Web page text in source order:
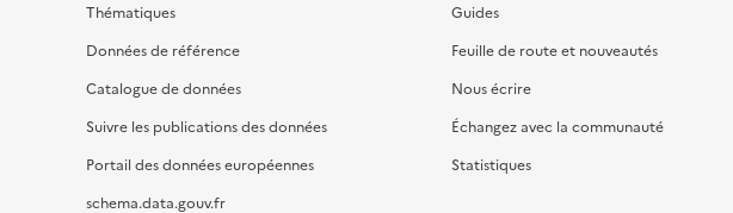
Thématiques
Données de référence
Catalogue de données
Suivre les publications des données
Portail des données européennes
schema.data.gouv.fr
Guides
Feuille de route et nouveautés
Nous écrire
Échangez avec la communauté
Statistiques